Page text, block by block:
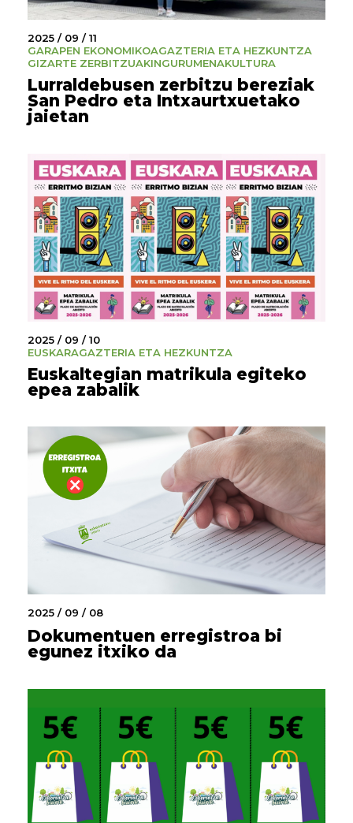
2025 / 09 / 11
GARAPEN EKONOMIKOAGAZTERIA ETA HEZKUNTZA
GIZARTE ZERBITZUAKINGURUMENAKULTURA
Lurraldebusen zerbitzu bereziak
San Pedro eta Intxaurtxuetako
jaietan
2025 / 09 / 10
EUSKARAGAZTERIA ETA HEZKUNTZA
Euskaltegian matrikula egiteko
epea zabalik
2025 / 09 / 08
Dokumentuen erregistroa bi
egunez itxiko da